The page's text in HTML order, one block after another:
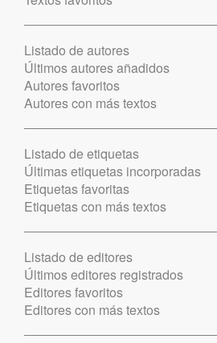
Listado de autores
Últimos autores añadidos
Autores favoritos
Autores con más textos
Listado de etiquetas
Últimas etiquetas incorporadas
Etiquetas favoritas
Etiquetas con más textos
Listado de editores
Últimos editores registrados
Editores favoritos
Editores con más textos